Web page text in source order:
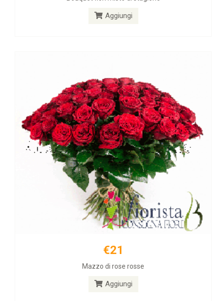
Aggiungi
€21
Mazzo di rose rosse
Aggiungi
Mazzo di Rose rosse
€40
Cesto di fiori freschi